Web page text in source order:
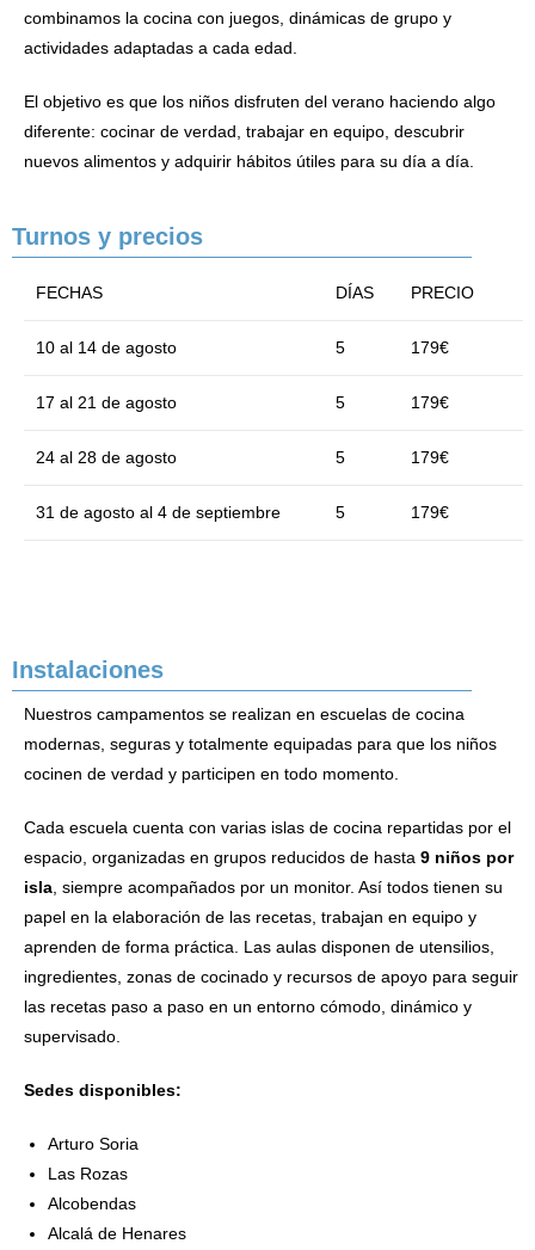
combinamos la cocina con juegos, dinámicas de grupo y
actividades adaptadas a cada edad.
El objetivo es que los niños disfruten del verano haciendo algo
diferente: cocinar de verdad, trabajar en equipo, descubrir
nuevos alimentos y adquirir hábitos útiles para su día a día.
Turnos y precios
FECHAS DÍAS PRECIO
10 al 14 de agosto 5 179€
17 al 21 de agosto 5 179€
24 al 28 de agosto 5 179€
31 de agosto al 4 de septiembre 5 179€
Instalaciones
Nuestros campamentos se realizan en escuelas de cocina
modernas, seguras y totalmente equipadas para que los niños
cocinen de verdad y participen en todo momento.
Cada escuela cuenta con varias islas de cocina repartidas por el
espacio, organizadas en grupos reducidos de hasta 9 niños por
isla , siempre acompañados por un monitor. Así todos tienen su
papel en la elaboración de las recetas, trabajan en equipo y
aprenden de forma práctica. Las aulas disponen de utensilios,
ingredientes, zonas de cocinado y recursos de apoyo para seguir
las recetas paso a paso en un entorno cómodo, dinámico y
supervisado.
Sedes disponibles:
Arturo Soria
Las Rozas
Alcobendas
Alcalá de Henares